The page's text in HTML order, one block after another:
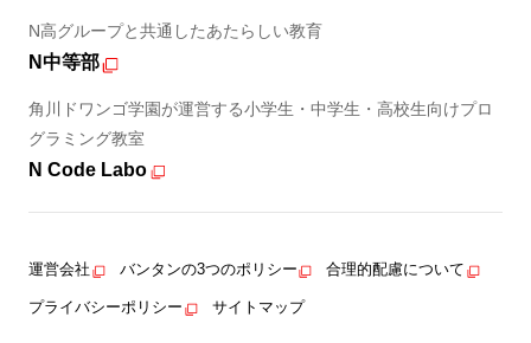
N高グループと共通したあたらしい教育
N中等部
角川ドワンゴ学園が運営する小学生・中学生・高校生向けプロ
グラミング教室
N Code Labo
運営会社 バンタンの3つのポリシー 合理的配慮について
プライバシーポリシー サイトマップ